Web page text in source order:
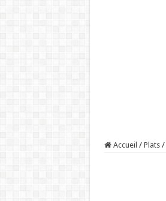
Accueil / Plats /